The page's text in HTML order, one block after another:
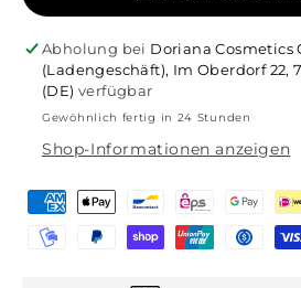
Brush-
On
-
#21
Midnight
|
ml
Brush-
On
-
#21
Midnight
|
ml
Abholung bei Doriana Cosmetics
(Ladengeschäft), Im Oberdorf 22,
(DE) verfügbar
Gewöhnlich fertig in 24 Stunden
Shop-Informationen anzeigen